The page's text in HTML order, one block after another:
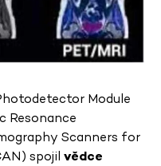
Module
Resonance
Scanners for
spojil vědce